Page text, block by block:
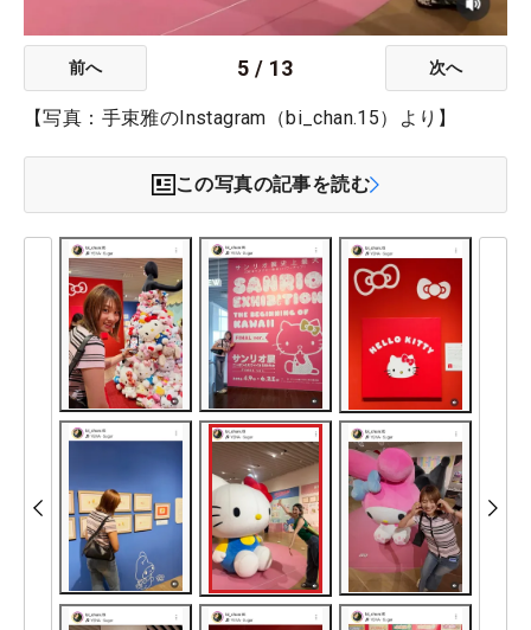
前へ 5 / 13 次へ
【写真：手束雅のInstagram（bi_chan.15）より】
この写真の記事を読む